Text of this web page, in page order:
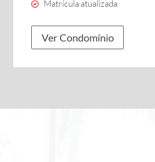
Matrícula atualizada
Ver Condomínio